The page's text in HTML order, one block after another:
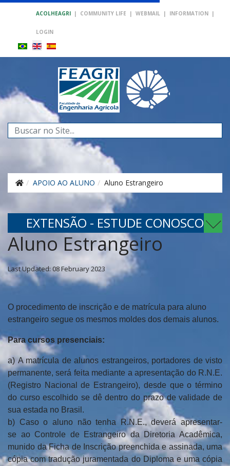
ACOLHEAGRI | COMMUNITY LIFE | WEBMAIL | INFORMATION |
LOGIN
Search
...
APOIO AO ALUNO Aluno Estrangeiro
EXTENSÃO - ESTUDE CONOSCO
Aluno Estrangeiro
Last Updated: 08 February 2023
O procedimento de inscrição e de matrícula para aluno
estrangeiro segue os mesmos moldes dos demais alunos.
Para cursos presenciais:
a) A matrícula de alunos estrangeiros, portadores de visto
permanente, será feita mediante a apresentação do R.N.E.
(Registro Nacional de Estrangeiro), desde que o término
do curso escolhido se dê dentro do prazo de validade de
sua estada no Brasil.
b) Caso o aluno não tenha R.N.E., deverá apresentar-
se ao Controle de Estrangeiro da Diretoria Acadêmica,
munido da Ficha de Inscrição preenchida e assinada, uma
cópia com tradução juramentada do Diploma e uma cópia